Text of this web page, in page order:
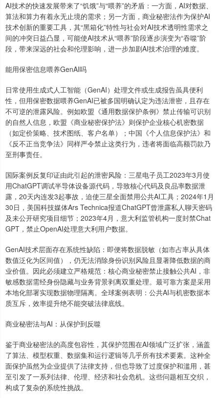
AI技术的快速发展带来了“饥饿”与“喂养”的矛盾：一方面，AI对数据、
算法和算力有着永无止境的需求；另一方面，商业秘密法作为保护AI
技术创新的重要工具，其“黑箱化”特性与社会对AI技术透明性需求之
间的冲突日益凸显，可能使AI技术从“喂养”阶段逐步演变为“吞噬”阶
段，带来深远的社会和伦理影响，进一步加剧AI技术治理的难度。
能用保密信息喂养GenAI吗
日常使用生成式人工智能（GenAI）处理文件或生成报告虽具便利
性，但用保密数据喂养GenAI已被多国明确认定为违法泄密，且存在
不可逆的泄露风险。例如欧盟《通用数据保护条例》禁止传输可识别
的自然人信息，欧盟《商业秘密保护法》则保护企业核心机密数据
（如定价策略、技术图纸、客户名单）；中国《个人信息保护法》和
《反不正当竞争法》同样严令禁止这类行为，违者将面临高额罚款乃
至刑事责任。
国际案例反复印证由此引起的泄密风险：三星电子员工2023年3月使
用ChatGPT调试半导体设备源代码，导致核心代码及良品率数据泄
露，20天内连发3起事故，迫使三星全面禁用公共AI工具；2024年1月
30日，美国科技媒体Ars Technica报道ChatGPT曾泄露私人聊天密码
及未公开研究项目细节；2023年4月，意大利监管机构一度封禁Chat
GPT，禁止OpenAI处理意大利用户数据。
GenAI技术层面存在系统性缺陷：即便将数据脱敏（如市占率从具体
数值泛化为区间值），仍无法消除身份识别风险且显著降低数据的商
业价值。因此必须建立严格规范：核心商业秘密禁止接触公共AI，非
敏感数据需经身份隐藏与业务背景剥离双重处理。最可靠方案是采用
本地化部署实现数据物理隔离。全球案例表明：公共AI与机密数据本
质互斥，效率提升绝不能突破法律底线。
商业秘密法与AI：从保护到反噬
鉴于商业秘密法的高度包容性，其保护范围在AI领域广泛扩张，涵盖
了算法、模型权重、数据集和运行逻辑等几乎所有技术要素。这种全
面保护虽然为企业提供了法律支持，但也导致了过度保护和滥用，甚
至引发了一系列法律、伦理、经济和社会危机。这些问题相互交织，
构成了复杂的系统性挑战。